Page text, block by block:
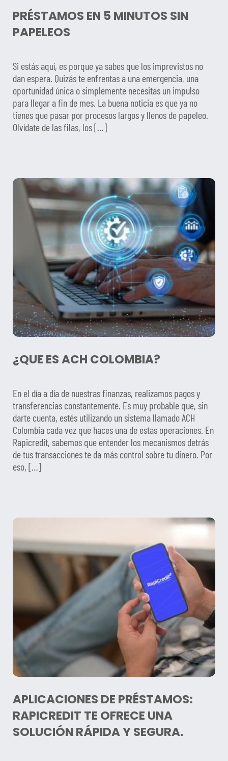
PRÉSTAMOS EN 5 MINUTOS SIN
PAPELEOS
Si estás aquí, es porque ya sabes que los imprevistos no
dan espera. Quizás te enfrentas a una emergencia, una
oportunidad única o simplemente necesitas un impulso
para llegar a fin de mes. La buena noticia es que ya no
tienes que pasar por procesos largos y llenos de papeleo.
Olvídate de las filas, los […]
¿QUE ES ACH COLOMBIA?
En el día a día de nuestras finanzas, realizamos pagos y
transferencias constantemente. Es muy probable que, sin
darte cuenta, estés utilizando un sistema llamado ACH
Colombia cada vez que haces una de estas operaciones. En
Rapicredit, sabemos que entender los mecanismos detrás
de tus transacciones te da más control sobre tu dinero. Por
eso, […]
APLICACIONES DE PRÉSTAMOS:
RAPICREDIT TE OFRECE UNA
SOLUCIÓN RÁPIDA Y SEGURA.